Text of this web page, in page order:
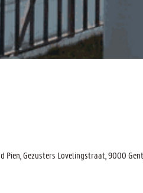
Pien, Gezusters Lovelingstraat, 9000